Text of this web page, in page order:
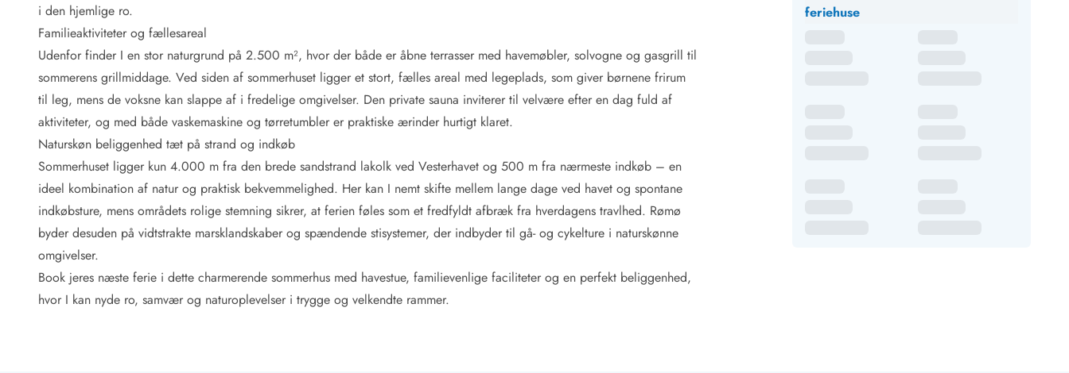
Fordele hos os
Esmark Rejsecurity
Esmark KidsVIP
Esmark VIP: Fordele og rabataftaler
Prisgaranti
Ingen depositum
Gæsteanmeldelser
Gratis WiFi i ferieområdet
We love people!
Fritidsaktiviteter
Esmark VIP partnerfordele
Esmark KidsVIP
LEGOLAND® rabat
Ferie med børn
i den hjemlige ro.
Familieaktiviteter og fællesareal
Udenfor finder I en stor naturgrund på 2.500 m², hvor der både er åbne terrasser med havemøbler, solvogne og gasgrill til
sommerens grillmiddage. Ved siden af sommerhuset ligger et stort, fælles areal med legeplads, som giver børnene frirum
til leg, mens de voksne kan slappe af i fredelige omgivelser. Den private sauna inviterer til velvære efter en dag fuld af
aktiviteter, og med både vaskemaskine og tørretumbler er praktiske ærinder hurtigt klaret.
Naturskøn beliggenhed tæt på strand og indkøb
Sommerhuset ligger kun 4.000 m fra den brede sandstrand lakolk ved Vesterhavet og 500 m fra nærmeste indkøb – en
ideel kombination af natur og praktisk bekvemmelighed. Her kan I nemt skifte mellem lange dage ved havet og spontane
indkøbsture, mens områdets rolige stemning sikrer, at ferien føles som et fredfyldt afbræk fra hverdagens travlhed. Rømø
byder desuden på vidtstrakte marsklandskaber og spændende stisystemer, der indbyder til gå- og cykelture i naturskønne
omgivelser.
Book jeres næste ferie i dette charmerende sommerhus med havestue, familievenlige faciliteter og en perfekt beliggenhed,
hvor I kan nyde ro, samvær og naturoplevelser i trygge og velkendte rammer.
feriehuse